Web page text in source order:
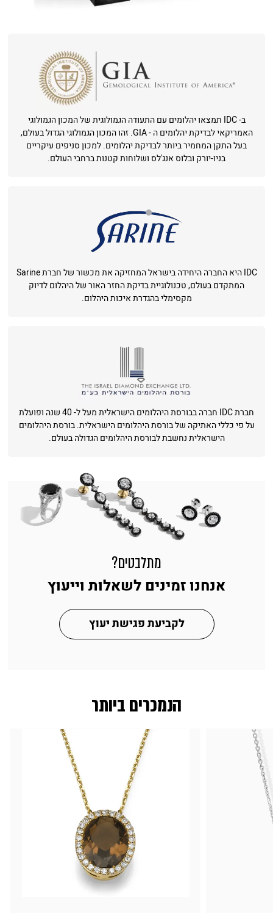
ב- IDC תמצאו יהלומים עם התעודה הגמולוגית של המכון הגמולוגי
האמריקאי לבדיקת יהלומים ה - GIA. זהו המכון הגמולוגי הגדול בעולם,
בעל התקן המחמיר ביותר לבדיקת יהלומים. למכון סניפים עיקריים
בניו-יורק ובלוס אנג'לס ושלוחות קטנות ברחבי העולם.
IDC היא החברה היחידה בישראל המחזיקה את מכשור של חברת Sarine
המתקדם בעולם, טכנולוגיית בדיקת החזר האור של היהלום לדיוק
מקסימלי בהגדרת איכות היהלום.
חברת IDC חברה בבורסת היהלומים הישראלית מעל ל- 40 שנה ופועלת
על פי כללי האתיקה של בורסת היהלומים הישראלית. בורסת היהלומים
הישראלית נחשבת לבורסת היהלומים הגדולה בעולם.
הנמכרים ביותר
מתלבטים?
אנחנו זמינים לשאלות וייעוץ
לקביעת פגישת יעוץ